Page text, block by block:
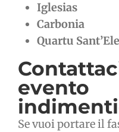
Iglesias
Carbonia
Quartu
evento
Se vuoi portare il